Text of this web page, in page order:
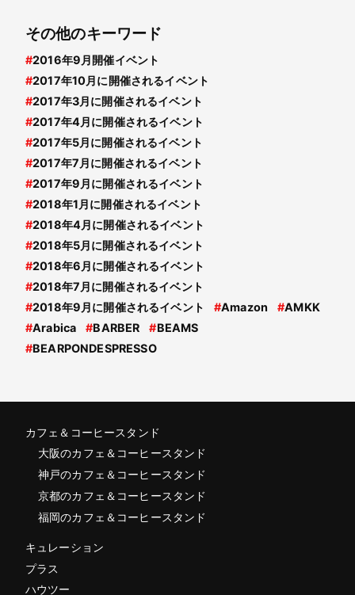
その他のキーワード
#2016年9月開催イベント
#2017年10月に開催されるイベント
#2017年3月に開催されるイベント
#2017年4月に開催されるイベント
#2017年5月に開催されるイベント
#2017年7月に開催されるイベント
#2017年9月に開催されるイベント
#2018年1月に開催されるイベント
#2018年4月に開催されるイベント
#2018年5月に開催されるイベント
#2018年6月に開催されるイベント
#2018年7月に開催されるイベント
#2018年9月に開催されるイベント #Amazon #AMKK
#Arabica #BARBER #BEAMS
#BEARPONDESPRESSO
カフェ＆コーヒースタンド
大阪のカフェ＆コーヒースタンド
神戸のカフェ＆コーヒースタンド
京都のカフェ＆コーヒースタンド
福岡のカフェ＆コーヒースタンド
キュレーション
プラス
ハウツー